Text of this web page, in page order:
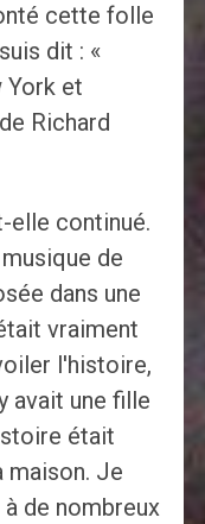
cette folle
dit : «
York et
Richard
elle continué.
de
dans une
vraiment
l'histoire,
avait une fille
était
maison. Je
de nombreux